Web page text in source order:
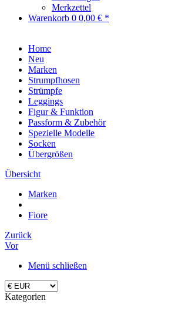
Merkzettel
Warenkorb 0 0,00 € *
Home
Neu
Marken
Strumpfhosen
Strümpfe
Leggings
Figur & Funktion
Passform & Zubehör
Spezielle Modelle
Socken
Übergrößen
Übersicht
Marken
Fiore
Zurück
Vor
Menü schließen
Kategorien